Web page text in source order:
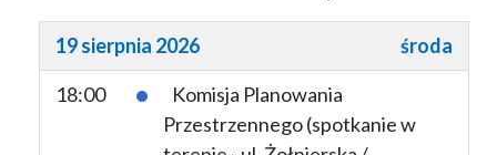
19 sierpnia 2026
środa
18:00
Komisja Planowania
Przestrzennego (spotkanie w